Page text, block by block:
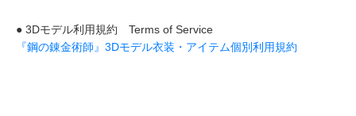
● 3Dモデル利用規約 Terms of Service
『鋼の錬金術師』3Dモデル衣装・アイテム個別利用規約